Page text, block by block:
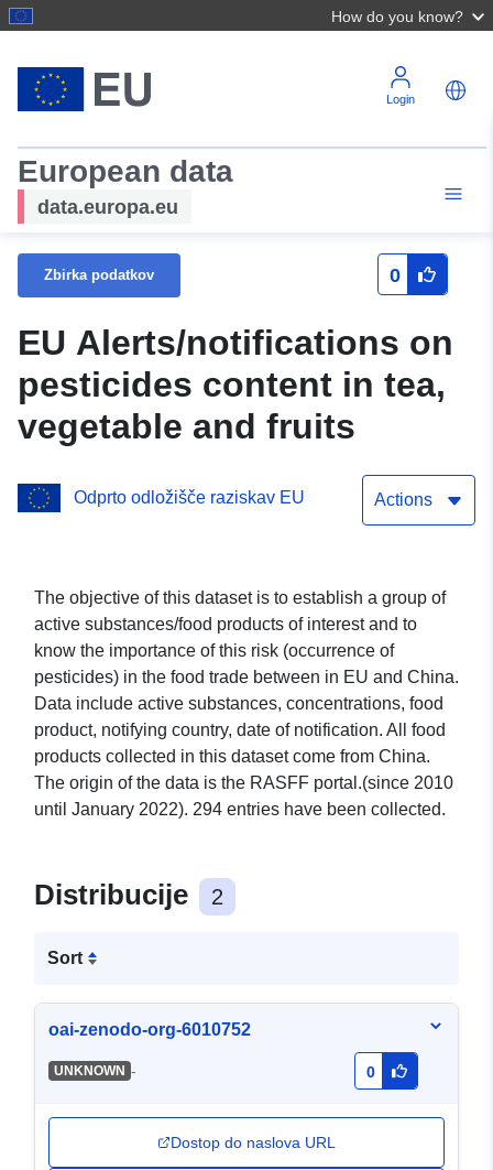
How do you know?
Login
European data
data.europa.eu
Zbirka podatkov 0
EU Alerts/notifications on
pesticides content in tea,
vegetable and fruits
Odprto odložišče raziskav EU Actions
The objective of this dataset is to establish a group of
active substances/food products of interest and to
know the importance of this risk (occurrence of
pesticides) in the food trade between in EU and China.
Data include active substances, concentrations, food
product, notifying country, date of notification. All food
products collected in this dataset come from China.
The origin of the data is the RASFF portal.(since 2010
until January 2022). 294 entries have been collected.
Distribucije 2
Sort
oai-zenodo-org-6010752
UNKNOWN - 0
Dostop do naslova URL